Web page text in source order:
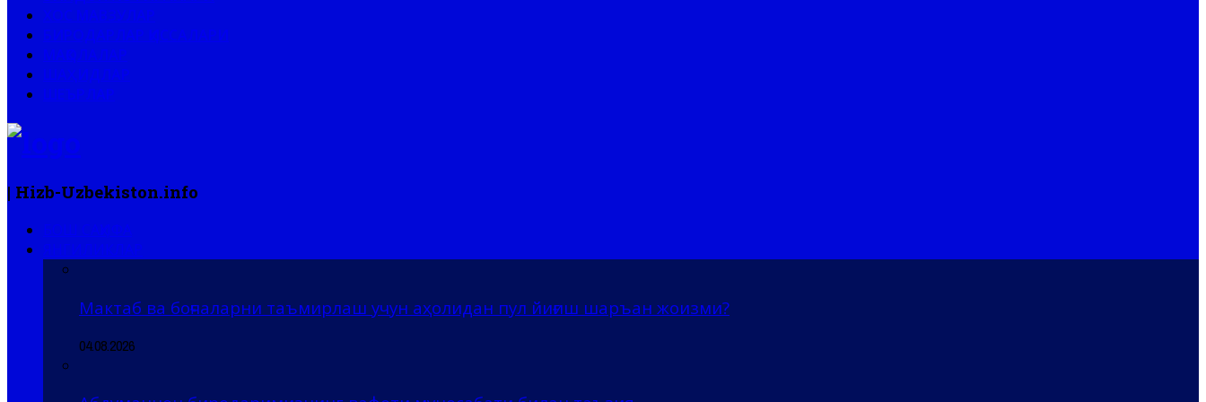
| Hizb-Uzbekiston.info
Мактаб ва боғчаларни таъмирлаш учун аҳолидан пул йиғиш шаръан жоизми?
04.08.2026